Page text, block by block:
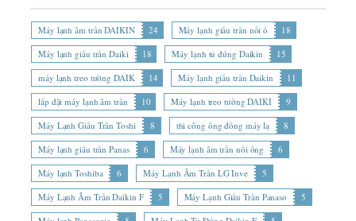
Máy lạnh âm trần DAIKIN 24 Máy lạnh giấu trần nối ố
18
Máy lạnh giấu trần Daiki
18 Máy lạnh tủ đứng Daikin
15
máy lạnh treo tường DAIK
14 Máy lạnh giấu trần Daikin
11
lắp đặt máy lạnh âm trần
10 Máy lạnh treo tường DAIKI
9
Máy Lạnh Giấu Trần Toshi
8 thi công ống đồng máy lạ
8
Máy lạnh giấu trần Panas
6 Máy lạnh âm trần nối ống
6
Máy lạnh Toshiba
6 Máy Lạnh Âm Trần LG Inve
5
Máy Lạnh Âm Trần Daikin F
5 Máy Lạnh Giấu Trần Panaso
5